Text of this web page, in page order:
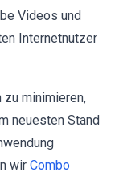
Videos und
Internetnutzer
minimieren,
neuesten Stand
wir Combo